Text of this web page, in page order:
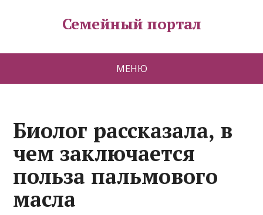
Семейный портал
МЕНЮ
Биолог рассказала, в
чем заключается
польза пальмового
масла